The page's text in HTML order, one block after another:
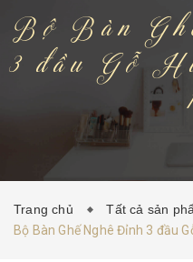
KHÁCH HÀNG CỦA
HƯỚNG DẪN MUA HÀNG
Bộ Bàn
3 đầu Gỗ
Trang chủ
Tất cả sản
Bộ Bàn Ghế Nghê Đỉnh 3 đầu